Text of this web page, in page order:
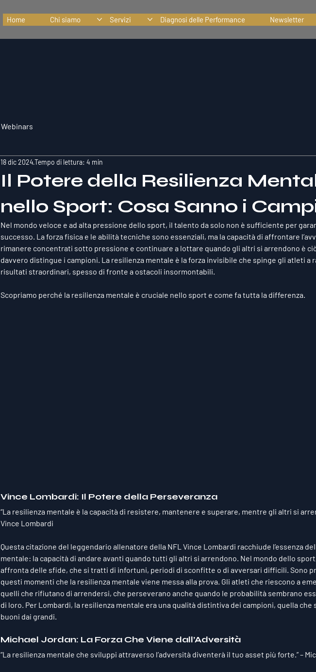
Home Chi siamo Servizi Diagnosi delle Performance Newsletter
Webinars
Il Potere della Resilienza
nello Sport: Cosa Sanno i
18 dic 2024Tempo di lettura: 4 min
Nel mondo veloce e ad alta pressione dello sport, il talento da solo non è sufficiente per
successo. La forza fisica e le abilità tecniche sono essenziali, ma la capacità di affrontare
rimanere concentrati sotto pressione e continuare a lottare quando gli altri si arrendono è
davvero distingue i campioni. La resilienza mentale è la forza invisibile che spinge gli atleti a
risultati straordinari, spesso di fronte a ostacoli insormontabili.
Scopriamo perché la resilienza mentale è cruciale nello sport e come fa tutta la differenza.
Vince Lombardi: Il Potere della Perseveranza
“La resilienza mentale è la capacità di resistere, mantenere e superare, mentre gli altri si
Vince Lombardi
Questa citazione del leggendario allenatore della NFL Vince Lombardi racchiude l’essenza
mentale: la capacità di andare avanti quando tutti gli altri si arrendono. Nel mondo dello
affronta delle sfide, che si tratti di infortuni, periodi di sconfitte o di avversari difficili. Sono
questi momenti che la resilienza mentale viene messa alla prova. Gli atleti che riescono a
quelli che rifiutano di arrendersi, che perseverano anche quando le probabilità sembrano
di loro. Per Lombardi, la resilienza mentale era una qualità distintiva dei campioni, quella che
buoni dai grandi.
Michael Jordan: La Forza Che Viene dall’Adversità
“La resilienza mentale che sviluppi attraverso l’adversità diventerà il tuo asset più forte.” –